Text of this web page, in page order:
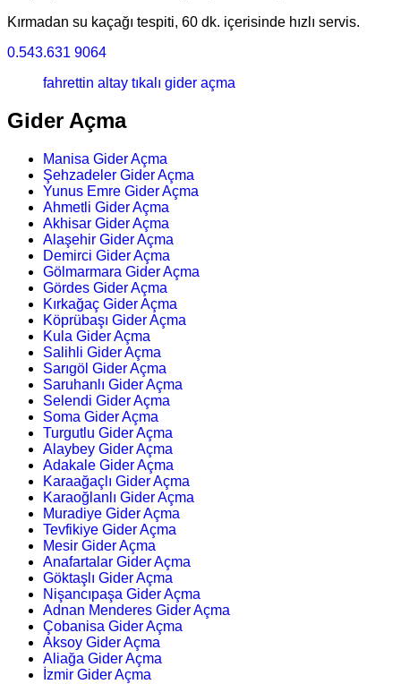
Kırmadan su kaçağı tespiti, 60 dk. içerisinde hızlı servis.
0.543.631 9064
fahrettin altay tıkalı gider açma
Gider Açma
Manisa Gider Açma
Şehzadeler Gider Açma
Yunus Emre Gider Açma
Ahmetli Gider Açma
Akhisar Gider Açma
Alaşehir Gider Açma
Demirci Gider Açma
Gölmarmara Gider Açma
Gördes Gider Açma
Kırkağaç Gider Açma
Köprübaşı Gider Açma
Kula Gider Açma
Salihli Gider Açma
Sarıgöl Gider Açma
Saruhanlı Gider Açma
Selendi Gider Açma
Soma Gider Açma
Turgutlu Gider Açma
Alaybey Gider Açma
Adakale Gider Açma
Karaağaçlı Gider Açma
Karaoğlanlı Gider Açma
Muradiye Gider Açma
Tevfikiye Gider Açma
Mesir Gider Açma
Anafartalar Gider Açma
Göktaşlı Gider Açma
Nişancıpaşa Gider Açma
Adnan Menderes Gider Açma
Çobanisa Gider Açma
Aksoy Gider Açma
Aliağa Gider Açma
İzmir Gider Açma